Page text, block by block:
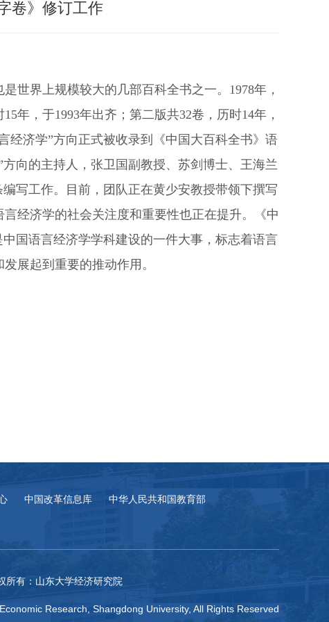
卷》修订工作
世界上规模较大的几部百科全书之一。1978年，
年，于1993年出齐；第二版共32卷，历时14年，
经济学”方向正式被收录到《中国大百科全书》语
向的主持人，张卫国副教授、苏剑博士、王海兰
写工作。目前，团队正在黄少安教授带领下撰写
经济学的社会关注度和重要性也正在提升。《中
国语言经济学学科建设的一件大事，标志着语言
展起到重要的推动作用。
中国改革信息库 中华人民共和国教育部
所有：山东大学经济研究院
Research, Shangdong University, All Rights Reserved